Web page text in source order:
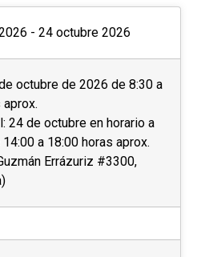
- 24 octubre 2026
octubre de 2026 de 8:30 a
aprox.
24 de octubre en horario a
a 18:00 horas aprox.
Errázuriz #3300,